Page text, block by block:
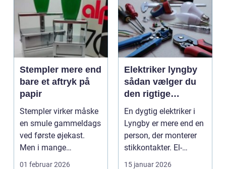
Stempler mere end
bare et aftryk på
papir
Stempler virker måske
en smule gammeldags
ved første øjekast.
Men i mange
virksomheder og også
01 februar 2026
Elektriker lyngby
sådan vælger du
den rigtige
fagmand
En dygtig elektriker i
Lyngby er mere end en
person, der monterer
stikkontakter. El-
installationer e...
15 januar 2026